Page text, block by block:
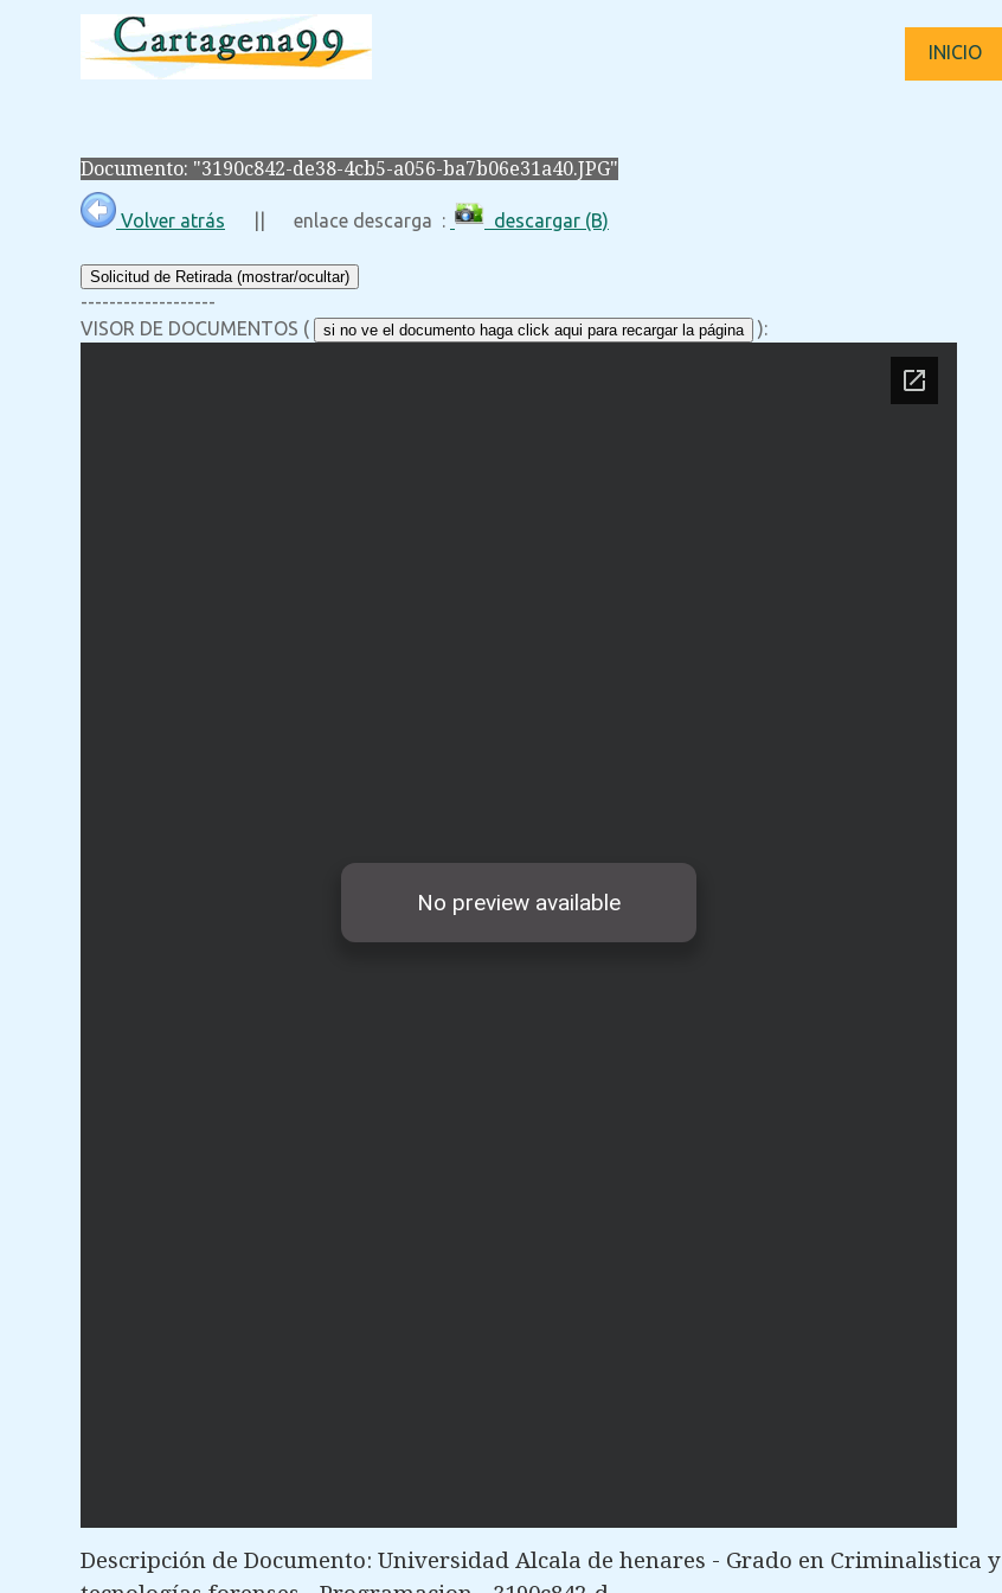
INICIO
Documento: "3190c842-de38-4cb5-a056-ba7b06e31a40.JPG"
Volver atrás || enlace descarga : descargar (B)
Solicitud de Retirada (mostrar/ocultar)
-------------------
VISOR DE DOCUMENTOS (
si no ve el documento haga click aqui para recargar la página ):
Descripción de Documento: Universidad Alcala de henares - Grado en Criminalistica y